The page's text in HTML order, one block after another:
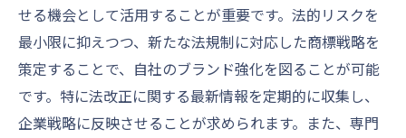
せる機会として活用することが重要です。法的リスクを
最小限に抑えつつ、新たな法規制に対応した商標戦略を
策定することで、自社のブランド強化を図ることが可能
です。特に法改正に関する最新情報を定期的に収集し、
企業戦略に反映させることが求められます。また、専門